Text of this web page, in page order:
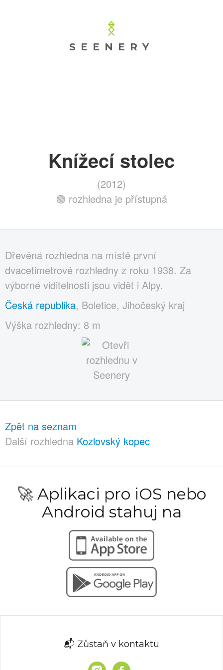
SEENERY
Knížecí stolec
(2012)
🟢 rozhledna je přístupná
Dřevěná rozhledna na místě první
dvacetimetrové rozhledny z roku 1938. Za
výborné viditelnosti jsou vidět i Alpy.
Česká republika, Boletice, Jihočeský kraj
Výška rozhledny: 8 m
Zpět na seznam
Další rozhledna Kozlovský kopec
🚀 Aplikaci pro iOS nebo
Android stahuj na
📬 Zůstaň v kontaktu